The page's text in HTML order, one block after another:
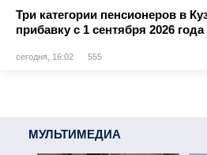
Три категории пенсионеров в
прибавку с 1 сентября 2026 года
сегодня, 16:02 555
МУЛЬТИМЕДИА